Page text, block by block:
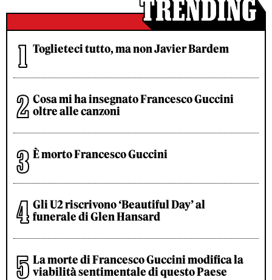
Toglieteci tutto, ma non Javier Bardem
Cosa mi ha insegnato Francesco Guccini
oltre alle canzoni
È morto Francesco Guccini
Gli U2 riscrivono ‘Beautiful Day’ al
funerale di Glen Hansard
La morte di Francesco Guccini modifica la
viabilità sentimentale di questo Paese